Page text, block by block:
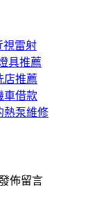
視雷射
具推薦
店推薦
車借款
熱泵維修
佈留言